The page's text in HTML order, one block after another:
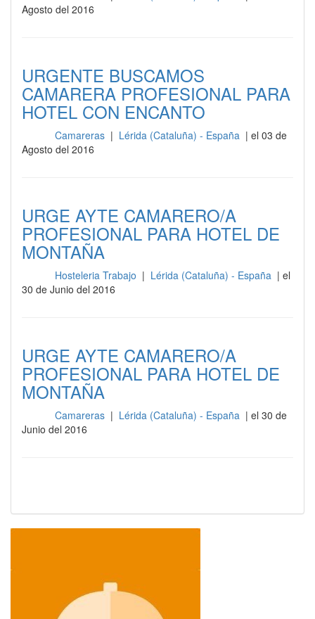
Agosto del 2016
URGENTE BUSCAMOS
CAMARERA PROFESIONAL PARA
HOTEL CON ENCANTO
Camareras | Lérida (Cataluña) - España | el 03 de
Agosto del 2016
URGE AYTE CAMARERO/A
PROFESIONAL PARA HOTEL DE
MONTAÑA
Hosteleria Trabajo | Lérida (Cataluña) - España | el
30 de Junio del 2016
URGE AYTE CAMARERO/A
PROFESIONAL PARA HOTEL DE
MONTAÑA
Camareras | Lérida (Cataluña) - España | el 30 de
Junio del 2016